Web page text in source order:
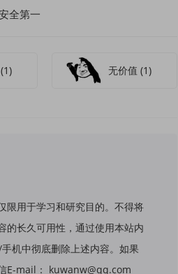
全第一
(1) 无价值(1)
限用于学习和研究目的。不得将
的长久可用性，通过使用本站内
机中彻底删除上述内容。如果
E-mail： kuwanw@qq.com